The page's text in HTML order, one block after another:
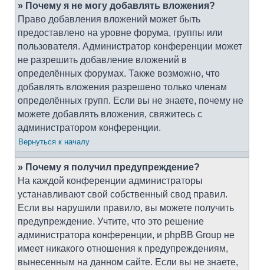
» Почему я не могу добавлять вложения?
Право добавления вложений может быть
предоставлено на уровне форума, группы или
пользователя. Администратор конференции может
не разрешить добавление вложений в
определённых форумах. Также возможно, что
добавлять вложения разрешено только членам
определённых групп. Если вы не знаете, почему не
можете добавлять вложения, свяжитесь с
администратором конференции.
Вернуться к началу
» Почему я получил предупреждение?
На каждой конференции администраторы
устанавливают свой собственный свод правил.
Если вы нарушили правило, вы можете получить
предупреждение. Учтите, что это решение
администратора конференции, и phpBB Group не
имеет никакого отношения к предупреждениям,
вынесенным на данном сайте. Если вы не знаете,